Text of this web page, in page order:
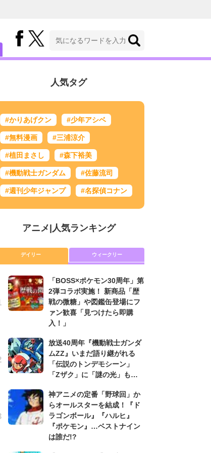
人気タグ
#かりあげクン #少年アシベ
#無料漫画 #三浦涼介
#植田まさし #森下裕美
#機動戦士ガンダム #佐藤流司
#週刊少年ジャンプ #名探偵コナン
アニメ| 人気ランキング
デイリー ウィークリー
「BOSS×ポケモン30周年」第
2弾コラボ実施！ 新商品「歴
戦の微糖」や図鑑缶登場にフ
ァン歓喜「見つけたら即購
入！」
放送40周年『機動戦士ガンダ
ムZZ』いまだ語り継がれる
「伝説のトンデモシーン」
「Zザク」に「謎の光」も…
神アニメの定番「野球回」か
らオールスターを結成！『ド
ラゴンボール』『ハルヒ』
『ポケモン』…ベストナイン
は誰だ!?